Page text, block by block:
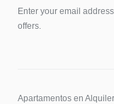
Enter your email
offers.
Apartamentos en